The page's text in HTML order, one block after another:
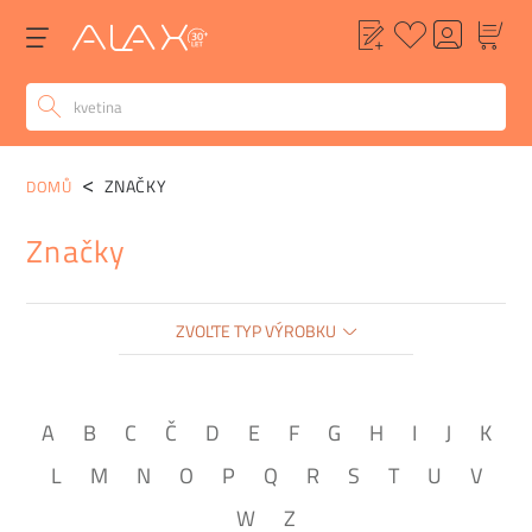
DOMŮ ZNAČKY
Značky
ZVOĽTE TYP VÝROBKU
A B C Č D E F G H I J
K
L
M N O P Q R S T U
V
W
Z